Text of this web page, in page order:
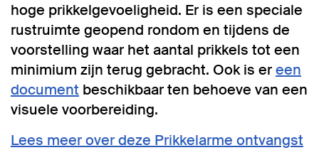
hoge prikkelgevoeligheid. Er is een speciale
rustruimte geopend rondom en tijdens de
voorstelling waar het aantal prikkels tot een
minimium zijn terug gebracht. Ook is ereen
document beschikbaar ten behoeve van een
visuele voorbereiding.
Lees meer over deze Prikkelarme ontvangst